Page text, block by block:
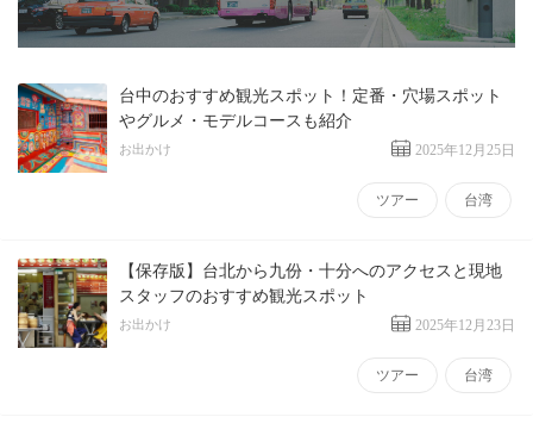
台中のおすすめ観光スポット！定番・穴場スポット
やグルメ・モデルコースも紹介
お出かけ 2025年12月25日
ツアー 台湾
【保存版】台北から九份・十分へのアクセスと現地
スタッフのおすすめ観光スポット
お出かけ 2025年12月23日
ツアー 台湾